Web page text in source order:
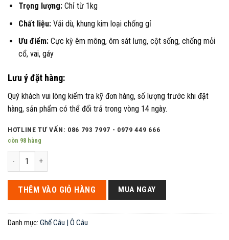
Trọng lượng: Chỉ từ 1kg
Chất liệu: Vải dù, khung kim loại chống gỉ
Ưu điểm:Cực kỳ êm mông, ôm sát lưng, cột sống, chống mỏi
cổ, vai, gáy
Lưu ý đặt hàng:
Quý khách vui lòng kiểm tra kỹ đơn hàng, số lượng trước khi đặt
hàng, sản phẩm có thể đổi trả trong vòng 14 ngày.
HOTLINE TƯ VẤN: 086 793 7997 - 0979 449 666
còn 98 hàng
Ghế câu Inox size lớn, chắc chắn, gấp gọn dễ dàng số lượng
THÊM VÀO GIỎ HÀNG MUA NGAY
Danh mục: Ghế Câu | Ô Câu